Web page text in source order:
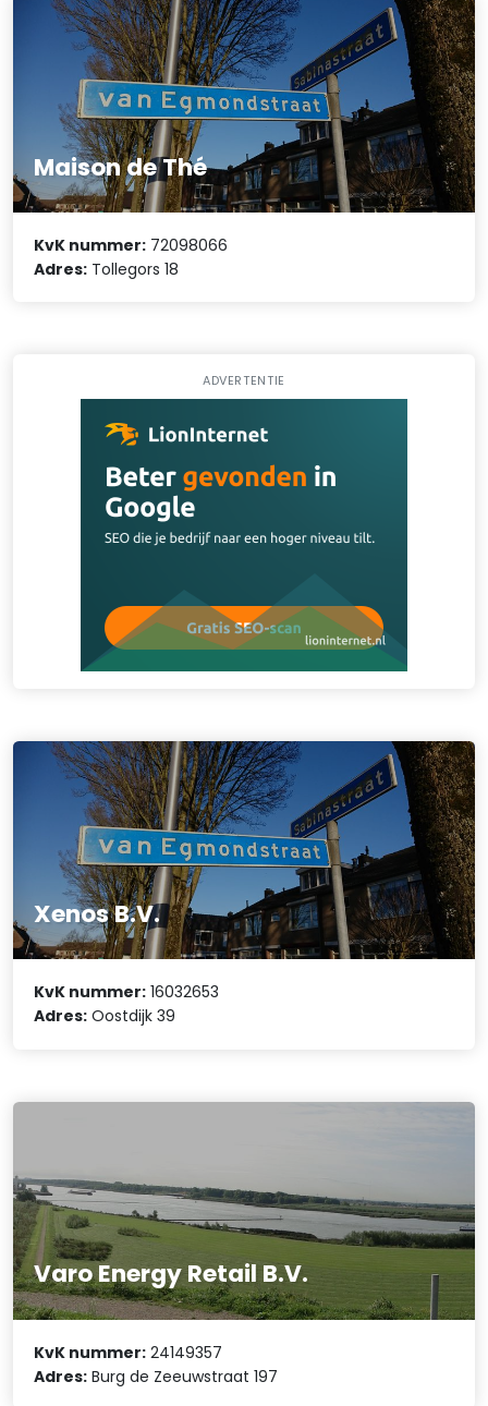
Maison de Thé
KvK nummer: 72098066
Adres: Tollegors 18
ADVERTENTIE
Xenos B.V.
KvK nummer: 16032653
Adres: Oostdijk 39
Varo Energy Retail B.V.
KvK nummer: 24149357
Adres: Burg de Zeeuwstraat 197